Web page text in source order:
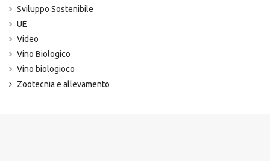
Sviluppo Sostenibile
UE
Video
Vino Biologico
Vino biologioco
Zootecnia e allevamento